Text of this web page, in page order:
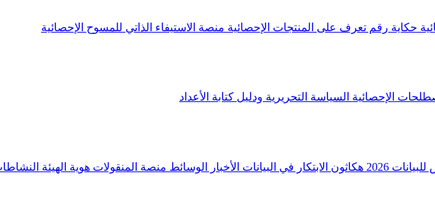
حكاية رقم تعرف على المنتجات الإحصائية منصة الاستيفاء الذاتي للمسوح الإحصائية
الإحصائية السياسة التحريرية ودليل كتابة الأعداد
2026 هكاثون الابتكار في البيانات الأخبار الوسائط منصة المنقولات هوية الهيئة